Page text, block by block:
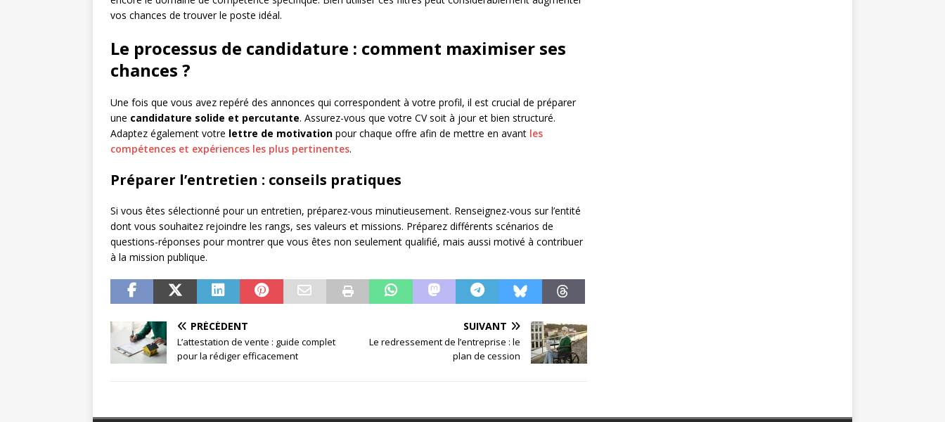
vos chances de trouver le poste idéal.
Le processus de candidature : comment maximiser ses
chances ?
Une fois que vous avez repéré des annonces qui correspondent à votre profil, il est crucial de préparer
une candidature solide et percutante. Assurez-vous que votre CV soit à jour et bien structuré.
Adaptez également votre lettre de motivation pour chaque offre afin de mettre en avant les
compétences et expériences les plus pertinentes.
Préparer l’entretien : conseils pratiques
Si vous êtes sélectionné pour un entretien, préparez-vous minutieusement. Renseignez-vous sur l’entité
dont vous souhaitez rejoindre les rangs, ses valeurs et missions. Préparez différents scénarios de
questions-réponses pour montrer que vous êtes non seulement qualifié, mais aussi motivé à contribuer
à la mission publique.
PRÉCÉDENT
L’attestation de vente : guide complet
pour la rédiger efficacement
SUIVANT
Le redressement de l’entreprise : le
plan de cession